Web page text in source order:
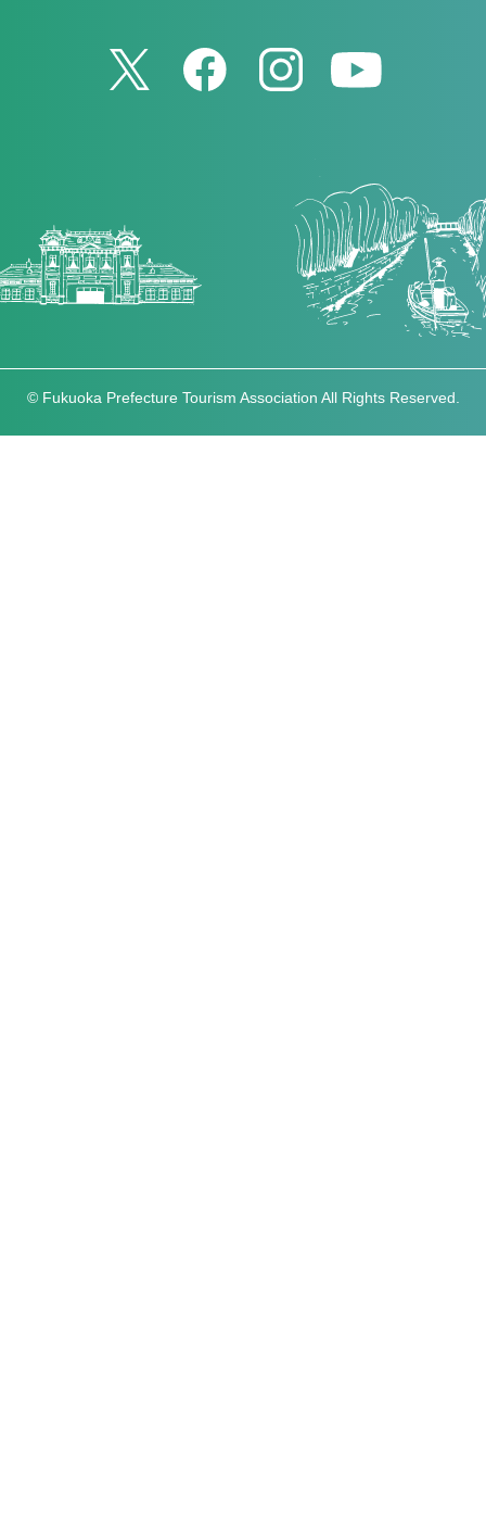
© Fukuoka Prefecture Tourism Association All Rights Reserved.